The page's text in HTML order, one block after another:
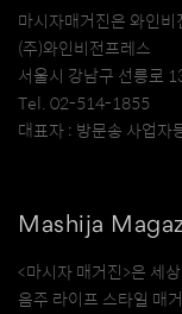
마시자매거진은 와인
(주)와인비전프레스
서울시 강남구 선릉로
Tel. 02-514-1855
대표자 : 방문송 사업
Mashija
<마시자 매거진>은 세
음주 라이프 스타일 매